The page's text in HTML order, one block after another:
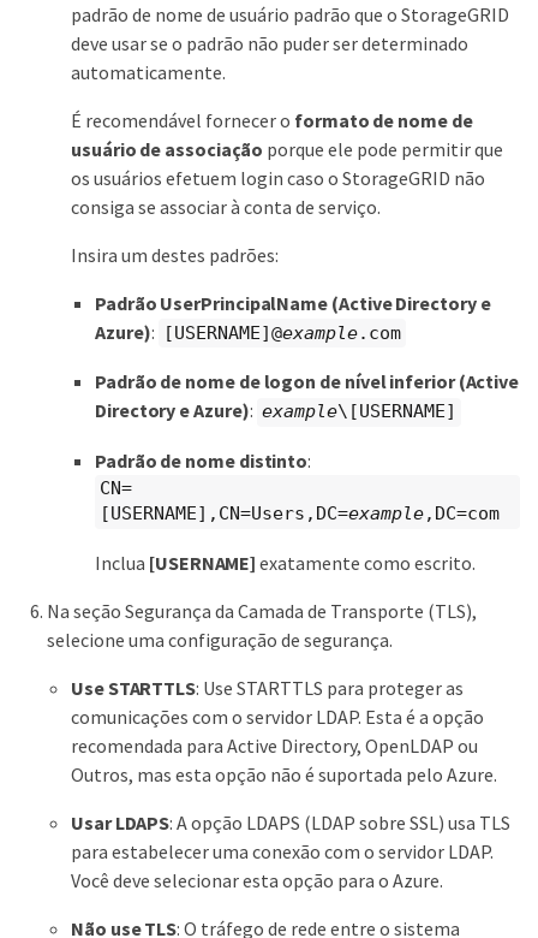
padrão de nome de usuário padrão que o StorageGRID
deve usar se o padrão não puder ser determinado
automaticamente.
É recomendável fornecer o formato de nome de
usuário de associação porque ele pode permitir que
os usuários efetuem login caso o StorageGRID não
consiga se associar à conta de serviço.
Insira um destes padrões:
Padrão UserPrincipalName (Active Directory e
Azure): [USERNAME]@example.com
Padrão de nome de logon de nível inferior (Active
Directory e Azure): example\[USERNAME]
Padrão de nome distinto:
CN=
[USERNAME],CN=Users,DC=example,DC=com
Inclua [USERNAME] exatamente como escrito.
Na seção Segurança da Camada de Transporte (TLS),
selecione uma configuração de segurança.
Use STARTTLS: Use STARTTLS para proteger as
comunicações com o servidor LDAP. Esta é a opção
recomendada para Active Directory, OpenLDAP ou
Outros, mas esta opção não é suportada pelo Azure.
Usar LDAPS: A opção LDAPS (LDAP sobre SSL) usa TLS
para estabelecer uma conexão com o servidor LDAP.
Você deve selecionar esta opção para o Azure.
Não use TLS: O tráfego de rede entre o sistema